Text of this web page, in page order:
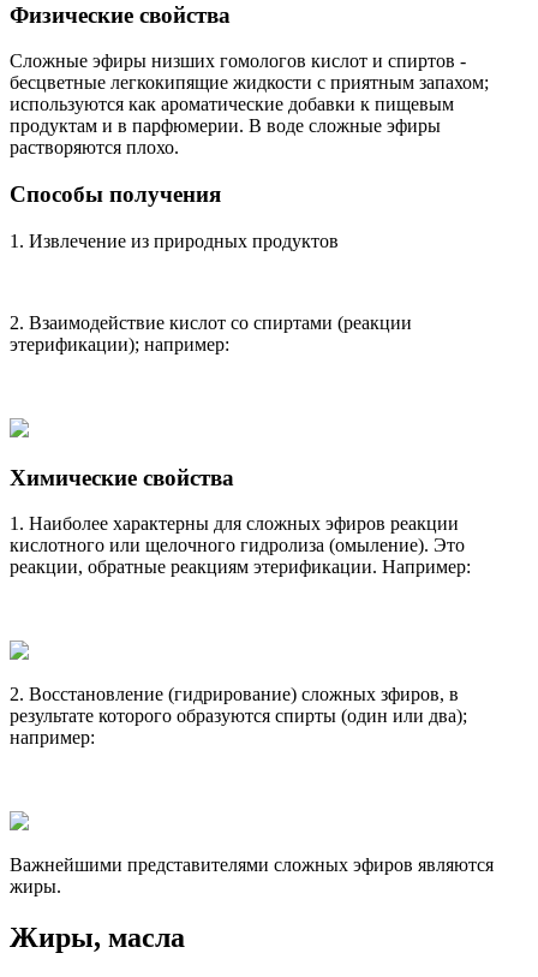
Физические свойства
Сложные эфиры низших гомологов кислот и спиртов -
бесцветные легкокипящие жидкости с приятным запахом;
используются как ароматические добавки к пищевым
продуктам и в парфюмерии. В воде сложные эфиры
растворяются плохо.
Способы получения
1. Извлечение из природных продуктов
2. Взаимодействие кислот со спиртами (реакции
этерификации); например:
Химические свойства
1. Наиболее характерны для сложных эфиров реакции
кислотного или щелочного гидролиза (омыление). Это
реакции, обратные реакциям этерификации. Например:
2. Восстановление (гидрирование) сложных зфиров, в
результате которого образуются спирты (один или два);
например:
Важнейшими представителями сложных эфиров являются
жиры.
Жиры, масла